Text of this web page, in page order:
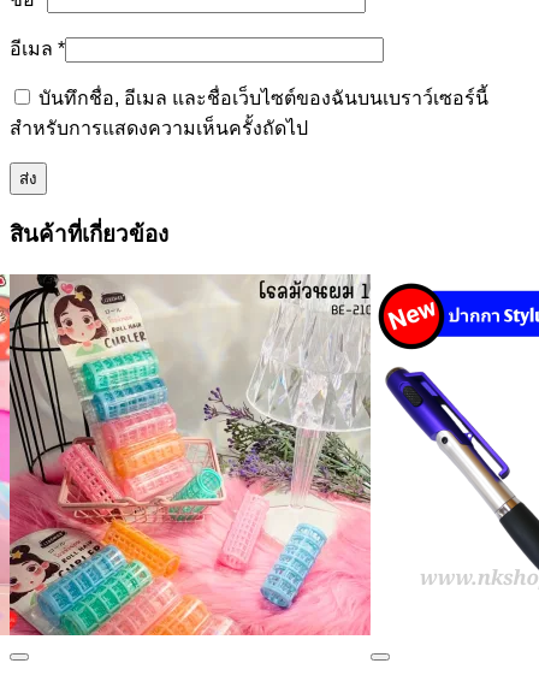
อีเมล *
บันทึกชื่อ, อีเมล และชื่อเว็บไซต์ของฉันบนเบราว์เซอร์นี้
สำหรับการแสดงความเห็นครั้งถัดไป
สินค้าที่เกี่ยวข้อง